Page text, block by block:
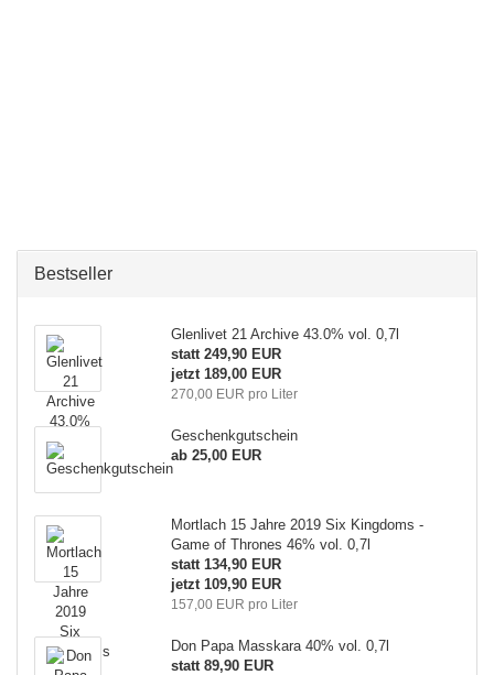
Bestseller
Glenlivet 21 Archive 43.0% vol. 0,7l
statt 249,90 EUR
jetzt 189,00 EUR
270,00 EUR pro Liter
Geschenkgutschein
ab 25,00 EUR
Mortlach 15 Jahre 2019 Six Kingdoms -
Game of Thrones 46% vol. 0,7l
statt 134,90 EUR
jetzt 109,90 EUR
157,00 EUR pro Liter
Don Papa Masskara 40% vol. 0,7l
statt 89,90 EUR